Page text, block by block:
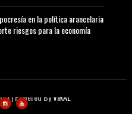
en la política arancelaria
riesgos para la economía
| Powered ByVIRAL